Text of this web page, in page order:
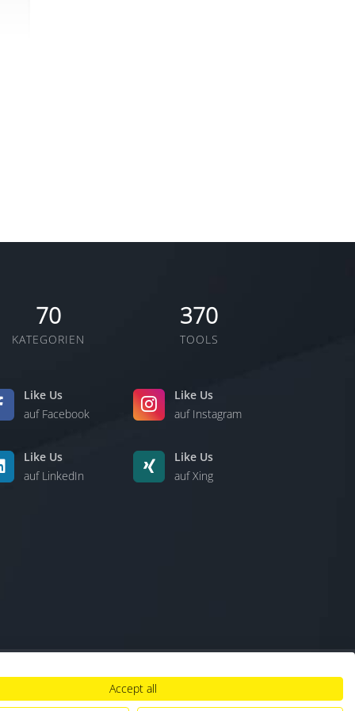
70
KATEGORIEN
370
TOOLS
Like Us
auf Facebook
Like Us
auf Instagram
Like Us
auf LinkedIn
Like Us
auf Xing
Hinweisgebersystem
Accept all